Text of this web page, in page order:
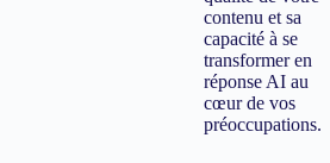
contenu et sa
capacité à se
transformer en
réponse AI au
cœur de vos
préoccupations.